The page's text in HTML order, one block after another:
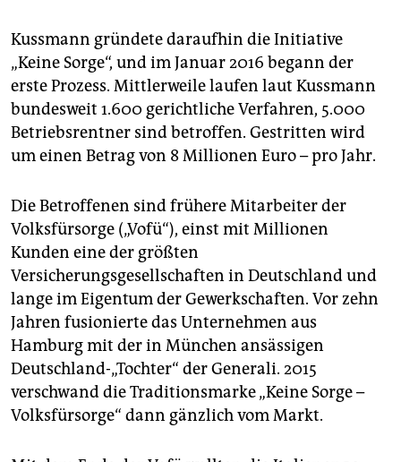
Kussmann gründete daraufhin die Initiative
„Keine Sorge“, und im Januar 2016 begann der
erste Prozess. Mittlerweile laufen laut Kussmann
bundesweit 1.600 gerichtliche Verfahren, 5.000
Betriebsrentner sind betroffen. Gestritten wird
um einen Betrag von 8 Millionen Euro – pro Jahr.
Die Betroffenen sind frühere Mitarbeiter der
Volksfürsorge („Vofü“), einst mit Millionen
Kunden eine der größten
Versicherungsgesellschaften in Deutschland und
lange im Eigentum der Gewerkschaften. Vor zehn
Jahren fusionierte das Unternehmen aus
Hamburg mit der in München ansässigen
Deutschland-„Tochter“ der Generali. 2015
verschwand die Traditionsmarke „Keine Sorge –
Volksfürsorge“ dann gänzlich vom Markt.